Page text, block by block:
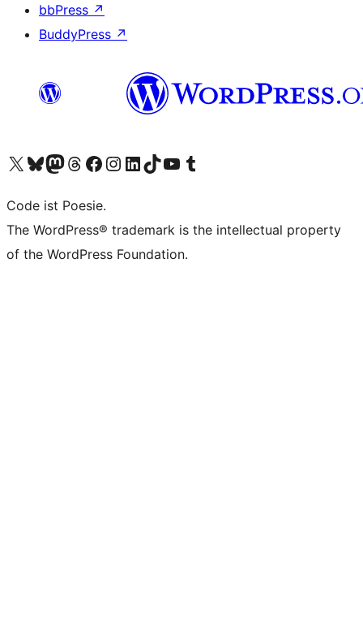
bbPress ↗
BuddyPress ↗
Visit our X (formerly Twitter) account
Visit our Bluesky account
Visit our Mastodon account
Visit our Threads account
Visit our Facebook page
Visit our Instagram account
Visit our LinkedIn account
Visit our TikTok account
Visit our YouTube channel
Visit our Tumblr account
Code ist Poesie.
The WordPress® trademark is the intellectual property
of the WordPress Foundation.